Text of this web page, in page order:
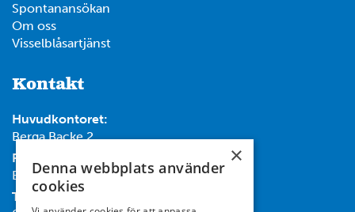
Spontanansökan
Om oss
Visselblåsartjänst
Kontakt
Huvudkontoret:
Berga Backe 2
Post:
Box 732, 182 17 Danderyd
Tel:
×
Denna webbplats använder
cookies